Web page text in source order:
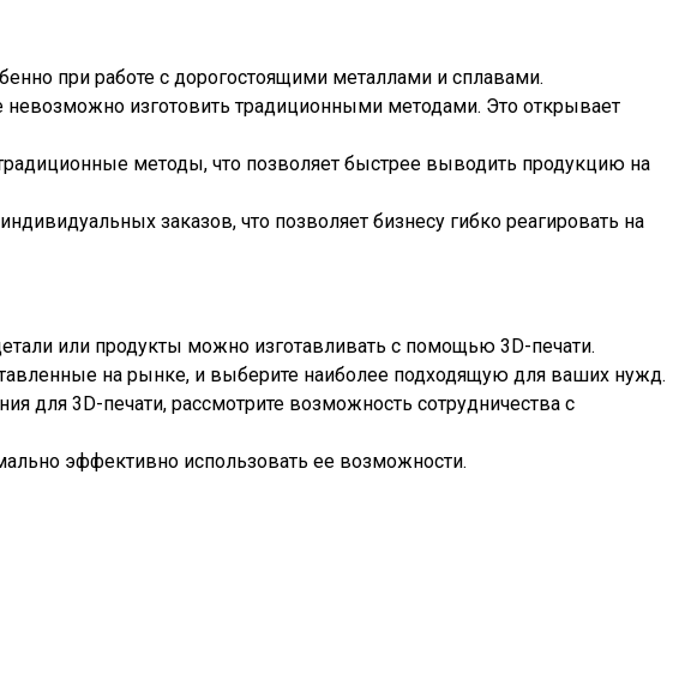
при работе с дорогостоящими металлами и сплавами.
невозможно изготовить традиционными методами. Это открывает
методы, что позволяет быстрее выводить продукцию на
заказов, что позволяет бизнесу гибко реагировать на
или продукты можно изготавливать с помощью 3D-печати.
на рынке, и выберите наиболее подходящую для ваших нужд.
для 3D-печати, рассмотрите возможность сотрудничества с
эффективно использовать ее возможности.